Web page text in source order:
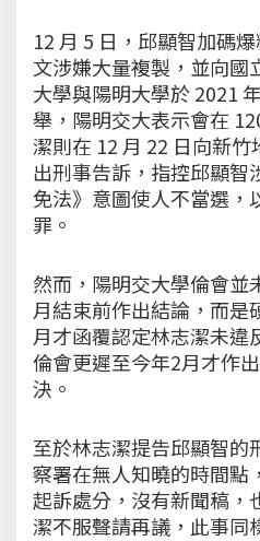
12 月 5 日，邱顯智加碼
文涉嫌大量複製，並向國
大學與陽明大學於 2021
舉，陽明交大表示會在
潔則在 12 月 22 日向新
出刑事告訴，指控邱顯智
免法》意圖使人不當選，
罪。
然而，陽明交大學倫會並
月結束前作出結論，而是
月才函覆認定林志潔未違
倫會更遲至今年2月才作
決。
至於林志潔提告邱顯智的
察署在無人知曉的時間點
起訴處分，沒有新聞稿，
潔不服聲請再議，此事同